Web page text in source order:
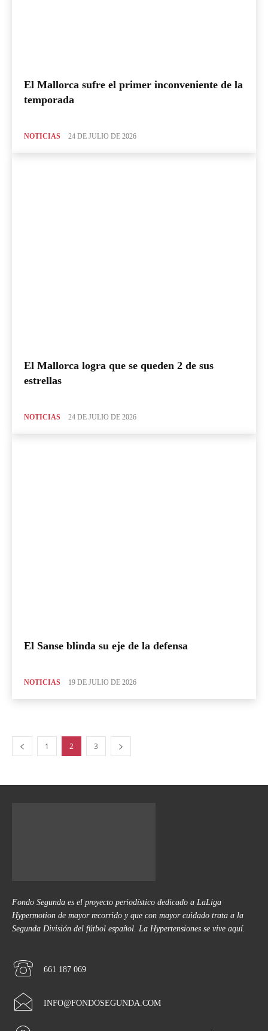
El Mallorca sufre el primer inconveniente de la
temporada
NOTICIAS 24 DE JULIO DE 2026
El Mallorca logra que se queden 2 de sus
estrellas
NOTICIAS 24 DE JULIO DE 2026
El Sanse blinda su eje de la defensa
NOTICIAS 19 DE JULIO DE 2026
1 2 3
Fondo Segunda es el proyecto periodístico dedicado a LaLiga
Hypermotion de mayor recorrido y que con mayor cuidado trata a la
Segunda División del fútbol español. La Hypertensiones se vive aquí.
661 187 069
INFO@FONDOSEGUNDA.COM